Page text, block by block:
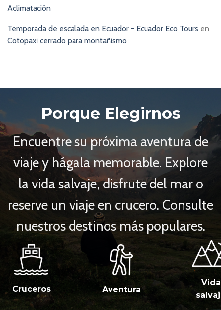
Aclimatación
Temporada de escalada en Ecuador - Ecuador Eco Tours en
Cotopaxi cerrado para montañismo
Porque Elegirnos
Encuentre su próxima aventura de
viaje y hágala memorable. Explore
la vida salvaje, disfrute del mar o
reserve un viaje en crucero. Consulte
nuestros destinos más populares.
Cruceros Aventura
Vida